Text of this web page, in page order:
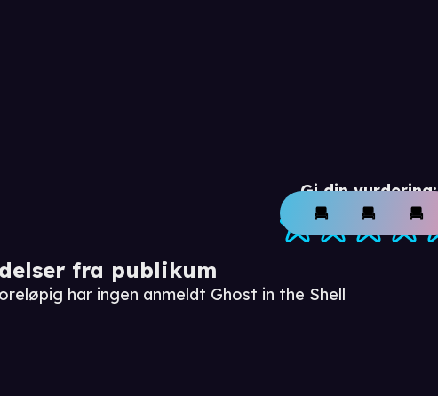
Gi din vurdering:
fra publikum
har ingen anmeldt Ghost in the Shell